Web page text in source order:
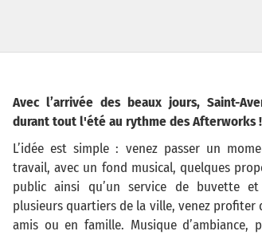
Avec l’arrivée des beaux jours, Saint-
durant tout l'été au rythme des Afterworks !
L’idée est simple : venez passer un
travail, avec un fond musical, quelques
public ainsi qu’un service de buvette
plusieurs quartiers de la ville, venez profiter
amis ou en famille. Musique d’ambiance,